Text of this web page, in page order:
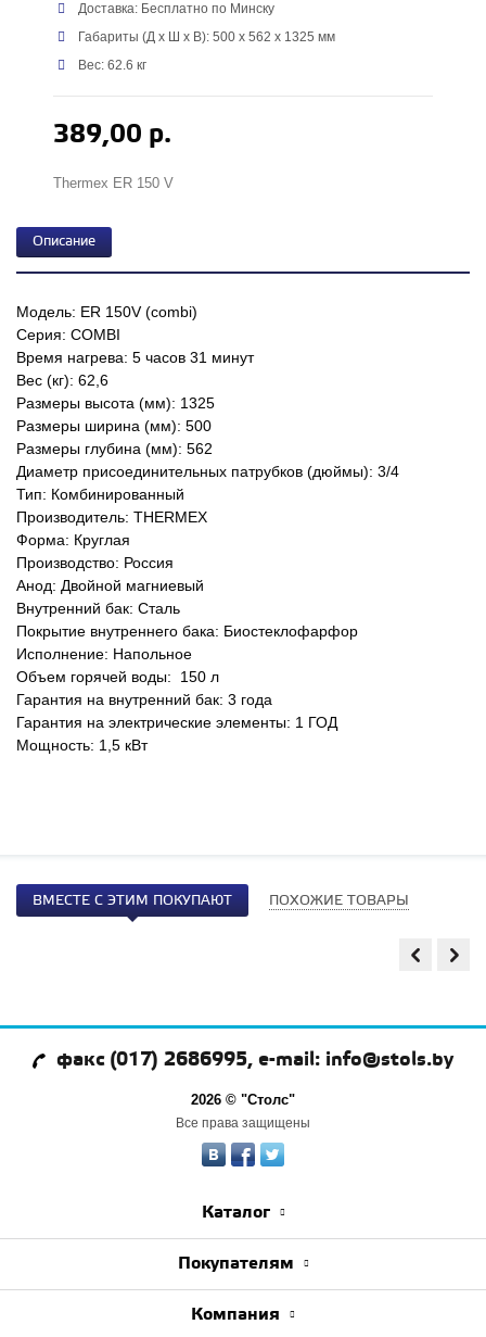
Доставка: Бесплатно по Минску
Габариты (Д x Ш x В): 500 x 562 x 1325 мм
Вес: 62.6 кг
389,00 р.
Thermex ER 150 V
Описание
Модель: ER 150V (combi)
Серия: COMBI
Время нагрева: 5 часов 31 минут
Вес (кг): 62,6
Размеры высота (мм): 1325
Размеры ширина (мм): 500
Размеры глубина (мм): 562
Диаметр присоединительных патрубков (дюймы): 3/4
Тип: Комбинированный
Производитель: THERMEX
Форма: Круглая
Производство: Россия
Анод: Двойной магниевый
Внутренний бак: Сталь
Покрытие внутреннего бака: Биостеклофарфор
Исполнение: Напольное
Объем горячей воды: 150 л
Гарантия на внутренний бак: 3 года
Гарантия на электрические элементы: 1 ГОД
Мощность: 1,5 кВт
ВМЕСТЕ С ЭТИМ ПОКУПАЮТ ПОХОЖИЕ ТОВАРЫ
факс (017) 2686995, e-mail: info@stols.by
2026 © "Столс"
Все права защищены
Каталог
Покупателям
Компания